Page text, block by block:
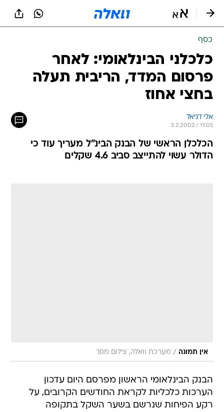
כסף
כלכלני הבינלאומי: לאחר
פרסום המדד, הריבית תעלה
בחצי אחוז
אלי דניאל
3.2.2002 / 11:05
הכלכלן הראשי של הבנק הבינ"ל מעריך עוד כי
הדולר עשוי להתייצב סביב 4.6 שקלים
אין תמונה / מערכת וואלה, צילום מסך
הבנק הבינלאומי הראשון מפרסם היום עדכון
הערכות כלכליות לקראת החודשים הקרובים, על
רקע הפיחות שנרשם בשער השקל בתקופה